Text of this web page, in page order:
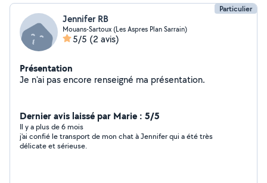
Particulier
Jennifer RB
Mouans-Sartoux (Les Aspres Plan Sarrain)
5/5 (2 avis)
Présentation
Je n'ai pas encore renseigné ma présentation.
Dernier avis laissé par Marie : 5/5
Il y a plus de 6 mois
j'ai confié le transport de mon chat à Jennifer qui a été très
délicate et sérieuse.